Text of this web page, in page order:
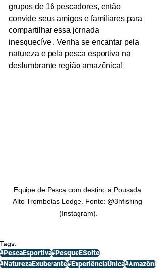
grupos de 16 pescadores, então
convide seus amigos e familiares para
compartilhar essa jornada
inesquecível. Venha se encantar pela
natureza e pela pesca esportiva na
deslumbrante região amazônica!
Equipe de Pesca com destino a Pousada
Alto Trombetas Lodge. Fonte: @3hfishing
(Instagram).
Tags:
#PescaEsportiva#PesqueESolte
#NaturezaExuberante#ExperiênciaÚnica#Amazôni